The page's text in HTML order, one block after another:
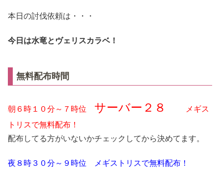
本日の討伐依頼は・・・
今日は水竜とヴェリスカラベ！
無料配布時間
朝６時１０分～７時位 サーバー２８
メギス
トリスで無料配布！
配布してる方がいないかチェックしてから決めてます。
夜８時３０分～９時位 メギストリスで無料配布！